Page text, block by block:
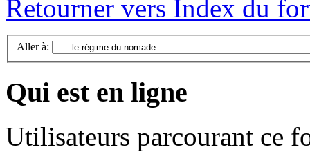
Retourner vers Index du
Aller à:
Qui est en ligne
Utilisateurs parcourant ce